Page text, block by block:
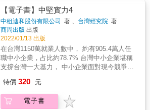
微。國健署資料顯示，2018年青少年電子菸使
用率4.2%，較前一年增幅超過五成，即約有5
萬7000名青少年使用者，顯見電子菸在不遠的
未來也會是臺灣家長普遍關切的議題。 3. 作者
掌握大量第一手資料與外界難以窺知的內幕，
親自訪談多名熟知內情的人士，看得出是真材
實料、有備而來，非常值得期待。 4. 本書題材
而喜歡閱讀商業騙局揭祕這類書籍的讀者，想
必也會很感興趣。
監管單位；他們迷失於成功與財富的追求，在
這輛火車滑出軌道時從未用力踩煞車；他們的
短視不僅導致青少年成癮疫情，也引來大眾的
放大檢視。 《時代》雜誌記者潔米・杜夏米一
路追蹤蒙西斯與波文創造Juul的過程，從兩個
深具公衛遠見的人才和矽谷奇才，演變成美國
最受爭議的生意人。透過嚴謹的報導、清晰的
作品，透過Juul戲劇性的崛起，講述一個更宏
大廠，以及好到不真實的商品所付出的高昂代
生，造成市場占有率急劇縮小；與《星際大
戰》、《哈利波特》等知名 IP 合作，急於改革
卻導致樂高一度面臨破產⋯⋯ 在這些危機中，
樂高如何活用原有的創造性，提高商品價值的
產品開發、品牌養成、培育廣大粉絲群、進行
異業合作等策略，突破經營困境，創下高收
益？ 創造競爭優勢，「拼」出好成績 向樂高學
習品牌永續經營的核心關鍵 品牌經營永遠是進
行式！本書揭開超越GAFA（GOOGLE、
AMAZON、FACEBOOK、APPLE）的樂高成
功法則，教你掌握連Google 、TOYOTA都受到
影響，持續創造品牌價值的四大關鍵
己的個性；第三，一定要有端得上檯面的格
局。」——建築師李祖原台北一〇一的催生
者：林鴻明打造一棟傳世建築，是宏國關係事
業副董事長林鴻明從小的夢想。這個夢想，就
在政府推動亞太金融中心的計畫之下，逐漸有
了輪廓。一九九七年，台灣首例建築BOT案
——台北金融大樓、日後的台北一〇一，正式
啟動，憑藉建築背景及豐富的管理經驗，林鴻
明組織十一家企業聯盟拿下標案，統籌四十六
例的龐大工程規模，克服航高限制、資金壓力
與強風強震等挑戰，催生出當時世界最高建
【電子書】中堅實力4
中租迪和股份有限公司 著 、 台灣經究院 著
商周出版 出版
2022/01/13 出版
在台灣1150萬就業人數中， 約有905.4萬人任
職中小企業，占比約78.7% 台灣中小企業堪稱
支撐台灣一大基力， 中小企業面對現今競爭態
聯盟及技術傳承， 創造競爭優勢，再度推動台
灣經濟全面升級！ 本書分別以台灣中小企業的
數位轉型、策略聯盟與傳承接班為主軸。從不
特價 320 元
電子書